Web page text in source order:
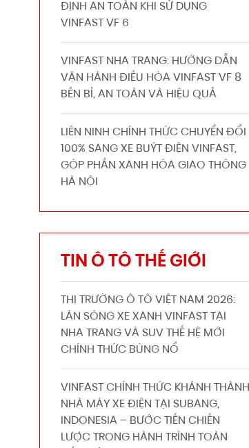
ĐỊNH AN TOÀN KHI SỬ DỤNG
VINFAST VF 6
VINFAST NHA TRANG: HƯỚNG DẪN
VẬN HÀNH ĐIỀU HÒA VINFAST VF 8
BỀN BỈ, AN TOÀN VÀ HIỆU QUẢ
LIÊN NINH CHÍNH THỨC CHUYỂN ĐỔI
100% SANG XE BUÝT ĐIỆN VINFAST,
GÓP PHẦN XANH HÓA GIAO THÔNG
HÀ NỘI
TIN Ô TÔ THẾ GIỚI
THỊ TRƯỜNG Ô TÔ VIỆT NAM 2026:
LÀN SÓNG XE XANH VINFAST TẠI
NHA TRANG VÀ SUV THẾ HỆ MỚI
CHÍNH THỨC BÙNG NỔ
VINFAST CHÍNH THỨC KHÁNH THÀNH
NHÀ MÁY XE ĐIỆN TẠI SUBANG,
INDONESIA – BƯỚC TIẾN CHIẾN
LƯỢC TRONG HÀNH TRÌNH TOÀN